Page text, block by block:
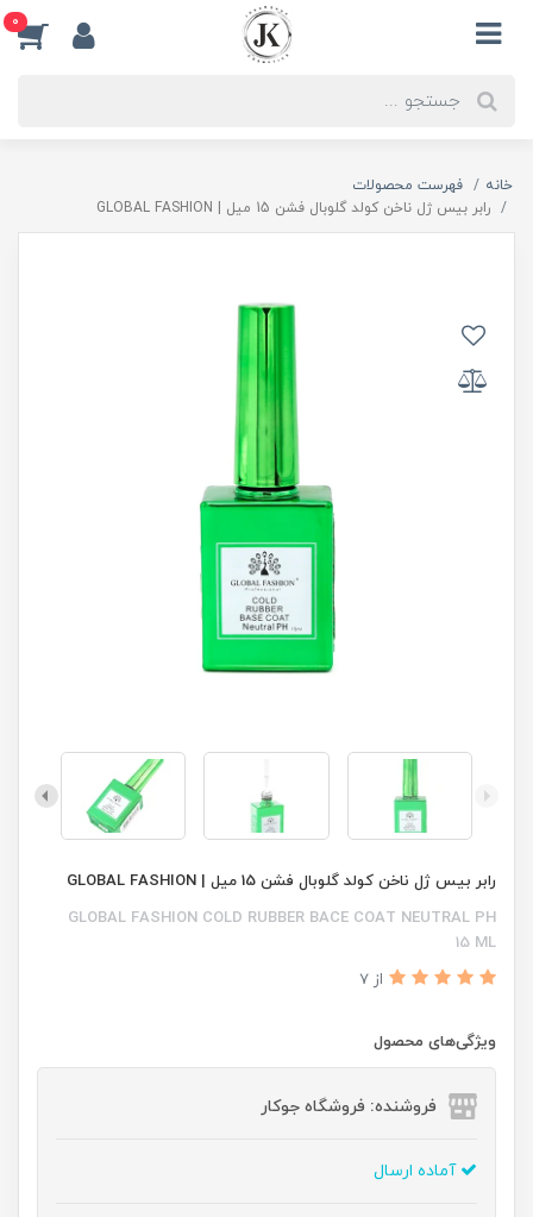
0
خانه
فهرست محصولات
رابر بیس ژل ناخن کولد گلوبال فشن 15 میل | GLOBAL FASHION
رابر بیس ژل ناخن کولد گلوبال فشن 15 میل | GLOBAL FASHION
GLOBAL FASHION COLD RUBBER BACE COAT NEUTRAL PH
15 ML
از 7
ویژگی‌های محصول
فروشنده: فروشگاه جوکار
آماده ارسال